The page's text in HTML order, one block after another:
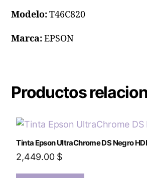
Modelo:T46C820
Marca:EPSON
Productos
Tinta Epson UltraChrome DS Negro
2,449.00 $